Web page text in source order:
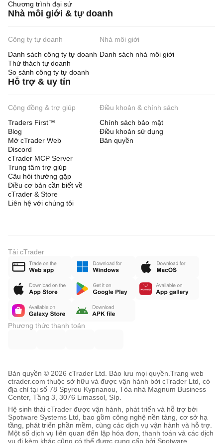
Chương trình đại sứ
Nhà môi giới & tự doanh
Công ty tự doanh
Danh sách công ty tự doanh
Thử thách tự doanh
So sánh công ty tự doanh
Nhà môi giới
Danh sách nhà môi giới
Hỗ trợ & uy tín
Cộng đồng & trợ giúp
Traders First™
Blog
Mở cTrader Web
Discord
cTrader MCP Server
Trung tâm trợ giúp
Câu hỏi thường gặp
Điều cơ bản cần biết về
cTrader & Store
Liên hệ với chúng tôi
Điều khoản & chính sách
Chính sách bảo mật
Điều khoản sử dụng
Bản quyền
Tải cTrader
Phương thức thanh toán
Bản quyền © 2026 cTrader Ltd. Bảo lưu mọi quyền. Trang web
ctrader.com thuộc sở hữu và được vận hành bởi cTrader Ltd, có
địa chỉ tại số 78 Spyrou Kyprianou, Tòa nhà Magnum Business
Center, Tầng 3, 3076 Limassol, Síp.
Hệ sinh thái cTrader được vận hành, phát triển và hỗ trợ bởi
Spotware Systems Ltd, bao gồm công nghệ nền tảng, cơ sở hạ
tầng, phát triển phần mềm, cùng các dịch vụ vận hành và hỗ trợ.
Một số dịch vụ liên quan đến lập hóa đơn, thanh toán và các dịch
vụ đi kèm khác cũng có thể được cung cấp bởi Spotware